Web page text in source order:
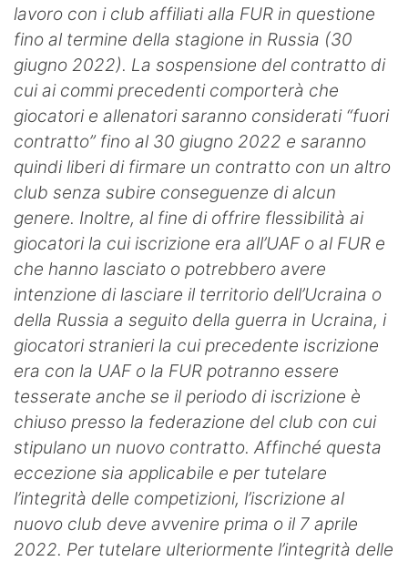
lavoro con i club affiliati alla FUR in questione
fino al termine della stagione in Russia (30
giugno 2022). La sospensione del contratto di
cui ai commi precedenti comporterà che
giocatori e allenatori saranno considerati “fuori
contratto” fino al 30 giugno 2022 e saranno
quindi liberi di firmare un contratto con un altro
club senza subire conseguenze di alcun
genere. Inoltre, al fine di offrire flessibilità ai
giocatori la cui iscrizione era all’UAF o al FUR e
che hanno lasciato o potrebbero avere
intenzione di lasciare il territorio dell’Ucraina o
della Russia a seguito della guerra in Ucraina, i
giocatori stranieri la cui precedente iscrizione
era con la UAF o la FUR potranno essere
tesserate anche se il periodo di iscrizione è
chiuso presso la federazione del club con cui
stipulano un nuovo contratto. Affinché questa
eccezione sia applicabile e per tutelare
l’integrità delle competizioni, l’iscrizione al
nuovo club deve avvenire prima o il 7 aprile
2022. Per tutelare ulteriormente l’integrità delle